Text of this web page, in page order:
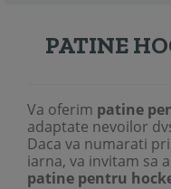
PATINE
Va oferim patine
adaptate nevoilor
Daca va numarati
iarna, va invitam sa
patine pentru